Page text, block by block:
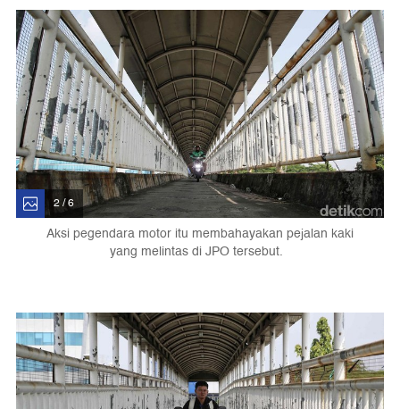
2 / 6
Aksi pegendara motor itu membahayakan pejalan kaki
yang melintas di JPO tersebut.